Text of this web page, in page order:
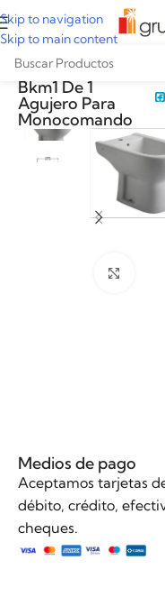
Skip to navigation
Skip to main content
Bidet Ferrum Bari
Bkm1 De 1
Agujero Para
Monocomando
Medios de pago
Aceptamos tarjetas
débito, crédito,
cheques.